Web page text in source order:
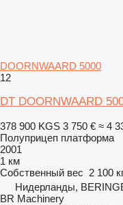
DOORNWAARD 5000
12
DT DOORNWAARD
378 900 KGS 3 750 € ≈ 4
Полуприцеп платформа
2001
1 км
Собственный вес 2 100
Нидерланды,
BR Machinery